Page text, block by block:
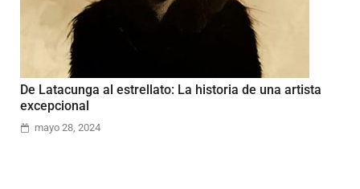
De Latacunga al estrellato: La historia de una artista
excepcional
mayo 28, 2024